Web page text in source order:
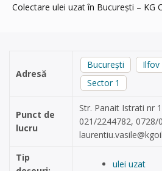
Colectare ulei uzat în București – KG
Adresă
București
Ilfov
Sector 1
Punct de
lucru
Str. Panait Istrati nr
021/2244782, 0728/
Tip
ulei uzat